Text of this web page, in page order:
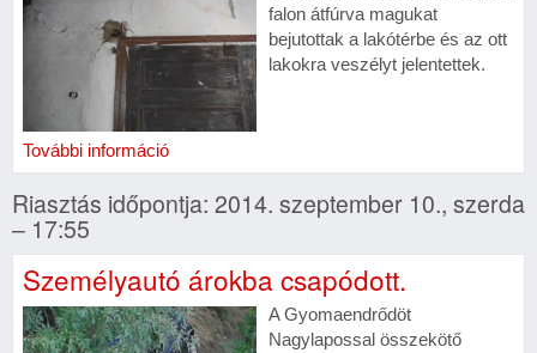
falon átfúrva magukat
bejutottak a lakótérbe és az ott
lakokra veszélyt jelentettek.
További információ
Riasztás időpontja: 2014. szeptember 10., szerda
– 17:55
Személyautó árokba csapódott.
A Gyomaendrődöt
Nagylapossal összekötő